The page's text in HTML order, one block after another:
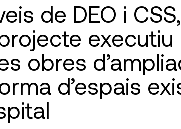
de DEO i
executiu
obres
d’espais